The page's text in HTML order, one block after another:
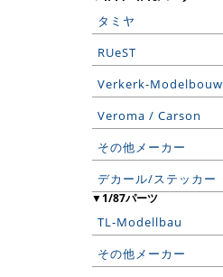
タミヤ
RUeST
Verkerk-Modelbouw
Veroma / Carson
その他メーカー
デカール/ステッカー
▼1/87パーツ
TL-Modellbau
その他メーカー